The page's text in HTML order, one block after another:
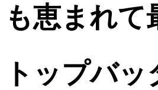
も恵まれて
トップバ